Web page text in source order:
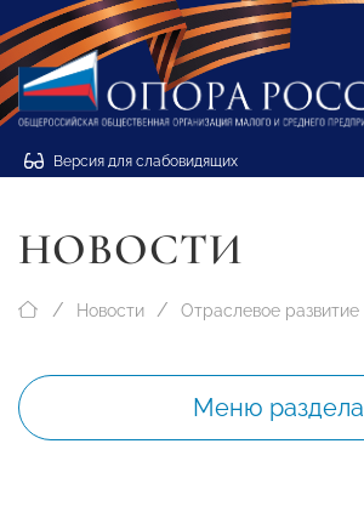
Версия для слабовидящих
НОВОСТИ
Новости Отраслевое развитие
Меню раздела